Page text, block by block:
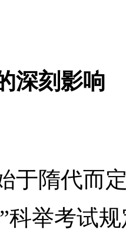
深刻影响
于隋代而
科举考试